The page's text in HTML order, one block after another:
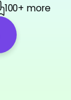
100+ more